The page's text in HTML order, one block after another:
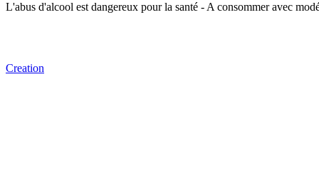
L'abus d'alcool est dangereux pour la santé - A consommer avec
Creation